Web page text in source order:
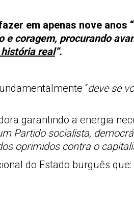
em apenas nove anos “
coragem, procurando
real”.
“deve se
garantindo a energia
Partido socialista,
oprimidos contra o
do Estado burguês que: